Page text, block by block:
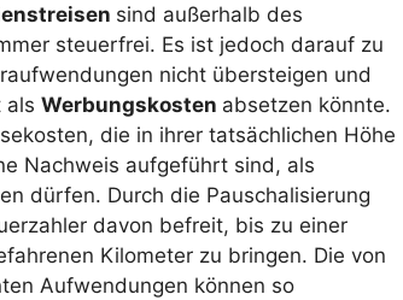
sind außerhalb des
steuerfrei. Es ist jedoch darauf zu
nicht übersteigen und
als Werbungskosten absetzen könnte.
die in ihrer tatsächlichen Höhe
Nachweis aufgeführt sind, als
dürfen. Durch die Pauschalisierung
davon befreit, bis zu einer
Kilometer zu bringen. Die von
Aufwendungen können so